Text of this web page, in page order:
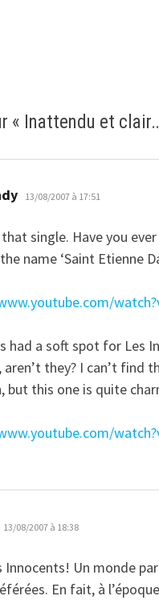
« Inattendu et
dit :
13/08/2007 à 17:51
single. Have you
name ‘Saint Etienne
had a soft spot for Les
aren’t they? I can’t find
but this one is quite
dit :
13/08/2007 à 18:38
Innocents! Un monde
En fait, à